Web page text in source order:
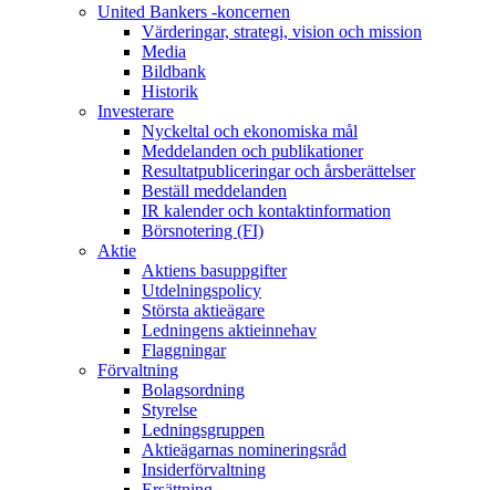
United Bankers -koncernen
Värderingar, strategi, vision och mission
Media
Bildbank
Historik
Investerare
Nyckeltal och ekonomiska mål
Meddelanden och publikationer
Resultatpubliceringar och årsberättelser
Beställ meddelanden
IR kalender och kontaktinformation
Börsnotering (FI)
Aktie
Aktiens basuppgifter
Utdelningspolicy
Största aktieägare
Ledningens aktieinnehav
Flaggningar
Förvaltning
Bolagsordning
Styrelse
Ledningsgruppen
Aktieägarnas nomineringsråd
Insiderförvaltning